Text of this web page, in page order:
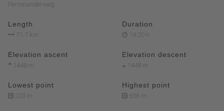
Fernwanderweg
Length
71.7 km
Duration
19:20 h
Elevation ascent
1448 m
Elevation descent
1448 m
Lowest point
223 m
Highest point
656 m